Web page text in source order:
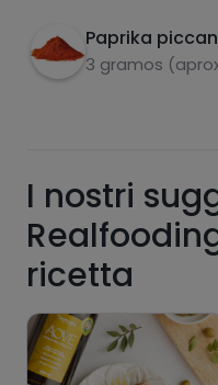
Paprika
3 gramos
Hazte PLUS para
de las recetas, y
I nostri
ricetta